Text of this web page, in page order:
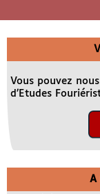
Vous pouvez
d’Etudes
A